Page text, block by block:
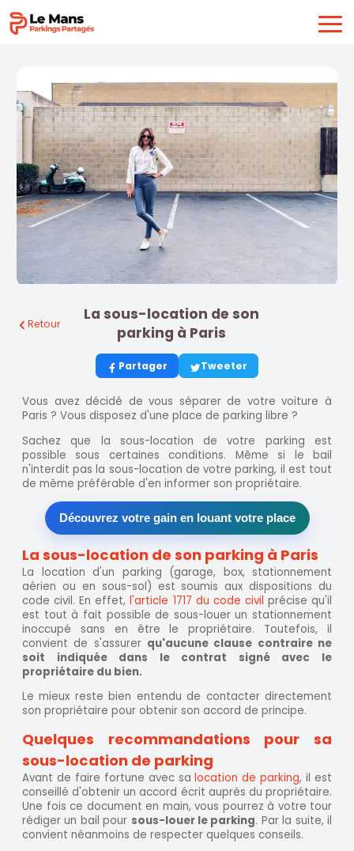
Retour
La sous-location de son
parking à Paris
Partager Tweeter
Vous avez décidé de vous séparer de votre voiture à
Paris ? Vous disposez d'une place de parking libre ?
Sachez que la sous-location de votre parking est
possible sous certaines conditions. Même si le bail
n'interdit pas la sous-location de votre parking, il est tout
de même préférable d'en informer son propriétaire.
Découvrez votre gain en louant votre place
La sous-location de son parking à Paris
La location d'un parking (garage, box, stationnement
aérien ou en sous-sol) est soumis aux dispositions du
code civil. En effet,l'article 1717 du code civil précise qu'il
est tout à fait possible de sous-louer un stationnement
inoccupé sans en être le propriétaire. Toutefois, il
convient de s'assurer qu'aucune clause contraire ne
soit indiquée dans le contrat signé avec le
propriétaire du bien.
Le mieux reste bien entendu de contacter directement
son propriétaire pour obtenir son accord de principe.
Quelques recommandations pour sa
sous-location de parking
Avant de faire fortune avec salocation de parking, il est
conseillé d'obtenir un accord écrit auprès du propriétaire.
Une fois ce document en main, vous pourrez à votre tour
rédiger un bail pour sous-louer le parking. Par la suite, il
convient néanmoins de respecter quelques conseils.